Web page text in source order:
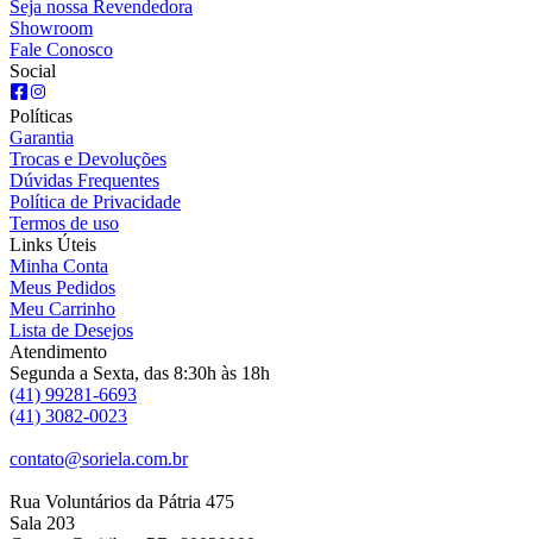
Seja nossa Revendedora
Showroom
Fale Conosco
Social
Políticas
Garantia
Trocas e Devoluções
Dúvidas Frequentes
Política de Privacidade
Termos de uso
Links Úteis
Minha Conta
Meus Pedidos
Meu Carrinho
Lista de Desejos
Atendimento
Segunda a Sexta, das 8:30h às 18h
(41) 99281-6693
(41) 3082-0023
contato@soriela.com.br
Rua Voluntários da Pátria 475
Sala 203